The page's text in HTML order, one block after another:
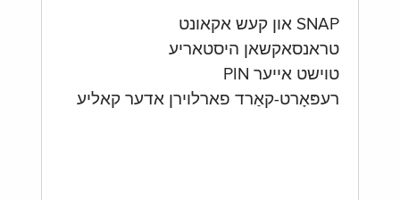
SNAP און קעש אקאונט
טראנסאקשאן היסטאריע
טוישט אייער PIN
רעפּאָרט-קאַרד פארלוירן אדער קאליע